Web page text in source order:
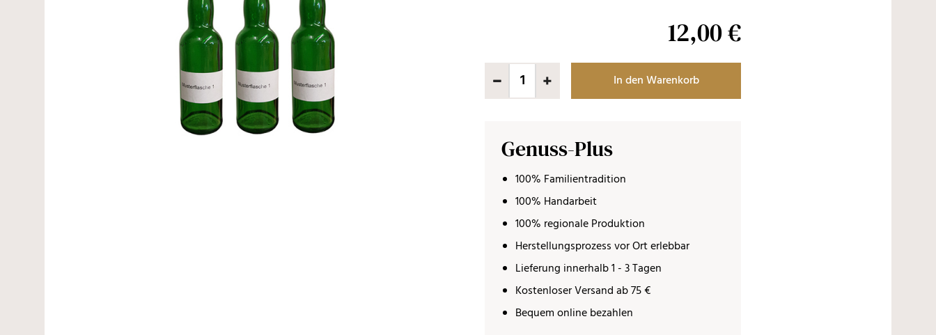
12,00€
In den Warenkorb
Genuss-Plus
100% Familientradition
100% Handarbeit
100% regionale Produktion
Herstellungsprozess vor Ort erlebbar
Lieferung innerhalb 1 - 3 Tagen
Kostenloser Versand ab 75 €
Bequem online bezahlen